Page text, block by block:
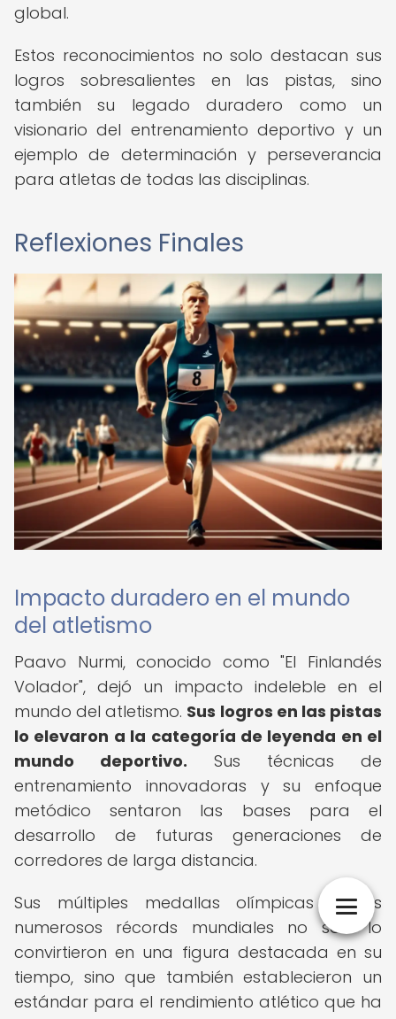
global.
Estos reconocimientos no solo destacan sus
logros sobresalientes en las pistas, sino
también su legado duradero como un
visionario del entrenamiento deportivo y un
ejemplo de determinación y perseverancia
para atletas de todas las disciplinas.
Reflexiones Finales
Impacto duradero en el mundo
del atletismo
Paavo Nurmi, conocido como "El Finlandés
Volador", dejó un impacto indeleble en el
mundo del atletismo. Sus logros en las pistas
lo elevaron a la categoría de leyenda en el
mundo deportivo. Sus técnicas de
entrenamiento innovadoras y su enfoque
metódico sentaron las bases para el
desarrollo de futuras generaciones de
corredores de larga distancia.
Sus múltiples medallas olímpicas y sus
numerosos récords mundiales no solo lo
convirtieron en una figura destacada en su
tiempo, sino que también establecieron un
estándar para el rendimiento atlético que ha